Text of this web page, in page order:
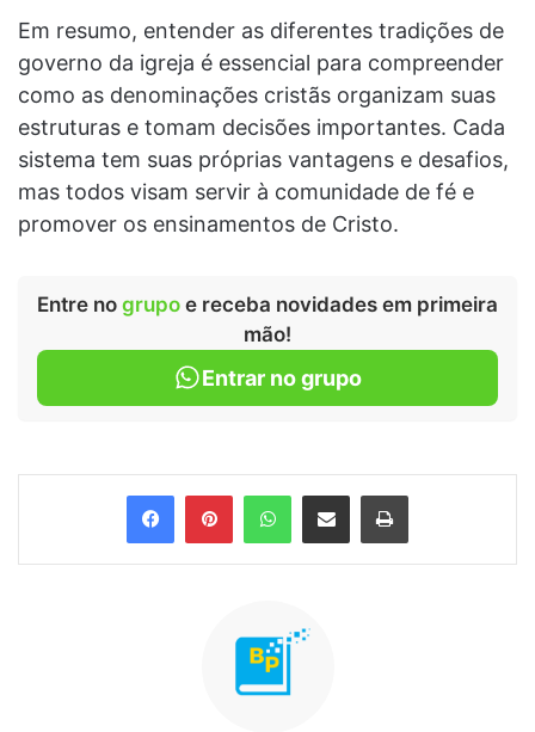
Em resumo, entender as diferentes tradições de
governo da igreja é essencial para compreender
como as denominações cristãs organizam suas
estruturas e tomam decisões importantes. Cada
sistema tem suas próprias vantagens e desafios,
mas todos visam servir à comunidade de fé e
promover os ensinamentos de Cristo.
Entre no grupo e receba novidades em primeira
mão!
Entrar no grupo
FacebookPinterestWhatsApp
Compartilhar via e-mail Imprimir